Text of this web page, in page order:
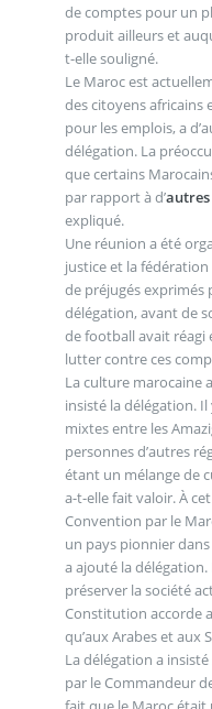
de comptes pour un
produit ailleurs et
t-elle souligné.
Le Maroc est
des citoyens africains
pour les emplois, a
délégation. La
que certains
par rapport à d’autres
expliqué.
Une réunion a été
justice et la
de préjugés exprimés
délégation, avant de
de football avait réagi
lutter contre ces
La culture marocaine
insisté la délégation.
mixtes entre les
personnes d’autres
étant un mélange de
a-t-elle fait valoir. À
Convention par le
un pays pionnier
a ajouté la
préserver la société
Constitution accorde
qu’aux Arabes et aux
La délégation a
par le Commandeur